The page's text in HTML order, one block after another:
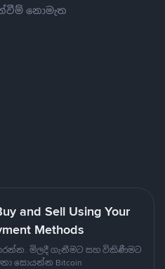
නොමැත
and Sell Using Your
Methods
කරන්න. මිලදී ගැනීමට සහ විකිණීමට
සොයන්න Bitcoin